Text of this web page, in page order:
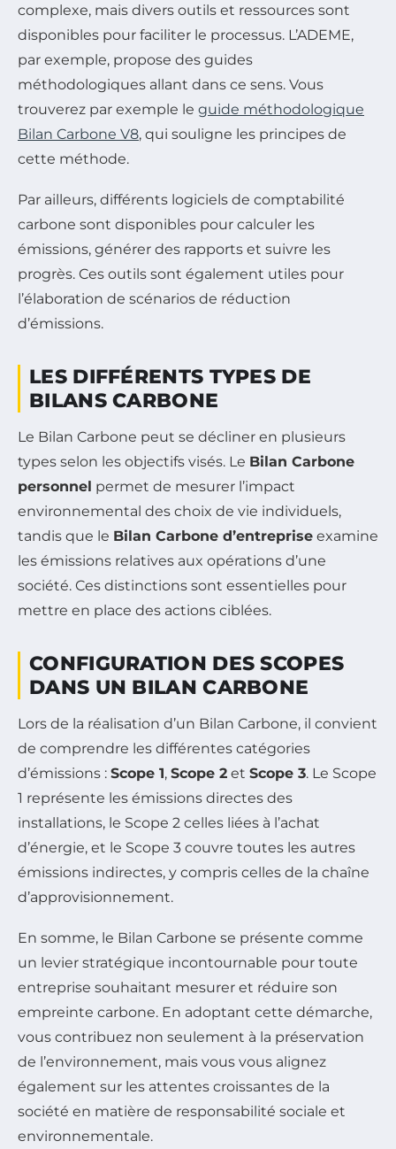
complexe, mais divers outils et ressources sont
disponibles pour faciliter le processus. L’ADEME,
par exemple, propose des guides
méthodologiques allant dans ce sens. Vous
trouverez par exemple le guide méthodologique
Bilan Carbone V8, qui souligne les principes de
cette méthode.
Par ailleurs, différents logiciels de comptabilité
carbone sont disponibles pour calculer les
émissions, générer des rapports et suivre les
progrès. Ces outils sont également utiles pour
l’élaboration de scénarios de réduction
d’émissions.
LES DIFFÉRENTS TYPES DE
BILANS CARBONE
Le Bilan Carbone peut se décliner en plusieurs
types selon les objectifs visés. Le Bilan Carbone
personnel permet de mesurer l’impact
environnemental des choix de vie individuels,
tandis que le Bilan Carbone d’entreprise examine
les émissions relatives aux opérations d’une
société. Ces distinctions sont essentielles pour
mettre en place des actions ciblées.
CONFIGURATION DES SCOPES
DANS UN BILAN CARBONE
Lors de la réalisation d’un Bilan Carbone, il convient
de comprendre les différentes catégories
d’émissions : Scope 1, Scope 2 et Scope 3. Le Scope
1 représente les émissions directes des
installations, le Scope 2 celles liées à l’achat
d’énergie, et le Scope 3 couvre toutes les autres
émissions indirectes, y compris celles de la chaîne
d’approvisionnement.
En somme, le Bilan Carbone se présente comme
un levier stratégique incontournable pour toute
entreprise souhaitant mesurer et réduire son
empreinte carbone. En adoptant cette démarche,
vous contribuez non seulement à la préservation
de l’environnement, mais vous vous alignez
également sur les attentes croissantes de la
société en matière de responsabilité sociale et
environnementale.